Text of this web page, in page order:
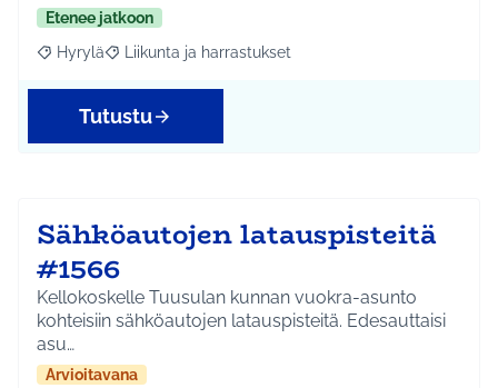
Etenee jatkoon
Rajaa tulokset aihepiirin mukaan: Hyrylä
Hyrylä Rajaa tulokset teeman mukaan: Liikunta ja
Liikunta ja harrastukset
Tutustu
Sähköautojen latauspisteitä
#1566
Kellokoskelle Tuusulan kunnan vuokra-asunto
kohteisiin sähköautojen latauspisteitä. Edesauttaisi
asu…
Arvioitavana